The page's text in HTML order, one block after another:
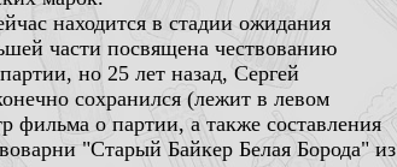
находится в стадии ожидания
части посвящена чествованию
но 25 лет назад, Сергей
сохранился (лежит в левом
фильма о партии, а также составления
"Старый Байкер Белая Борода" из